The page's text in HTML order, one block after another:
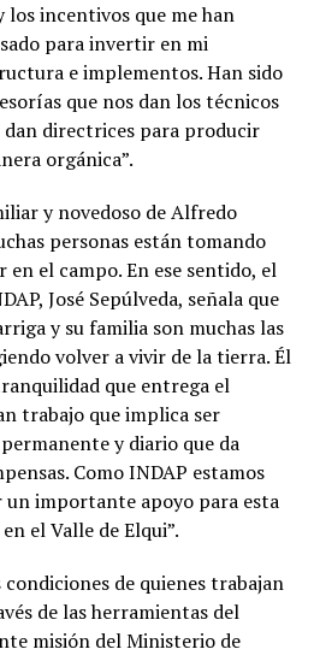
los incentivos que me han
para invertir en mi
e implementos. Han sido
que nos dan los técnicos
dan directrices para producir
orgánica”.
y novedoso de Alfredo
personas están tomando
el campo. En ese sentido, el
José Sepúlveda, señala que
y su familia son muchas las
volver a vivir de la tierra. Él
que entrega el
trabajo que implica ser
y diario que da
Como INDAP estamos
un importante apoyo para esta
el Valle de Elqui”.
de quienes trabajan
de las herramientas del
misión del Ministerio de